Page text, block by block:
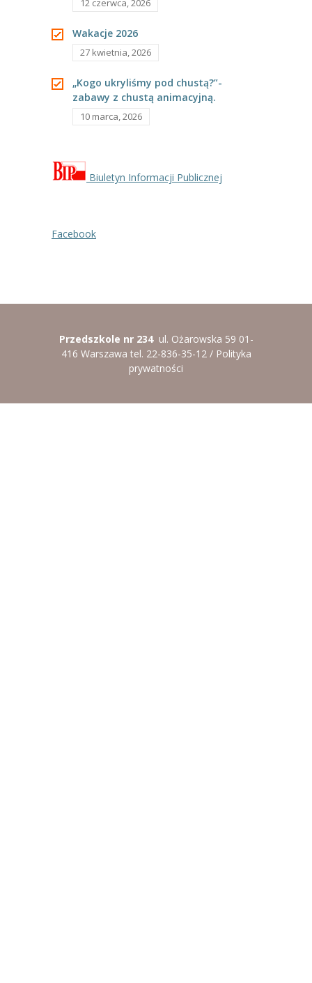
12 czerwca, 2026
Wakacje 2026
27 kwietnia, 2026
„Kogo ukryliśmy pod chustą?”-
zabawy z chustą animacyjną.
10 marca, 2026
Biuletyn Informacji Publicznej
Facebook
Przedszkole nr 234 ul. Ożarowska 59 01-
416 Warszawa tel. 22-836-35-12 / Polityka
prywatności